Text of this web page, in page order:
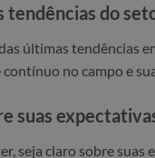
tendências do
últimas tendências
no campo e
suas
seja claro sobre